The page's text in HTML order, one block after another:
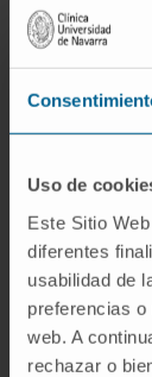
Uso de
Este Sitio
diferentes
usabilidad de
preferencias
web. A
rechazar o
en la
El estudio
de la
enormes
nervioso
más